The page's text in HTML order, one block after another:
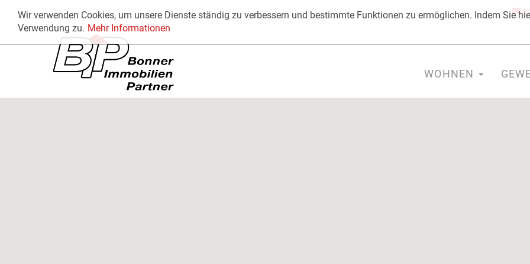
WOHNEN
Wir verwenden Cookies, um unsere Dienste ständig zu verbessern und bestimmte Funktionen zu ermöglichen. Indem Sie
Verwendung zu. Mehr Informationen